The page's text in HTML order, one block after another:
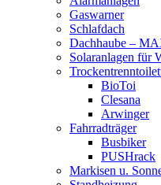
Gaswarner
Schlafdach
Dachhaube –
Solaranlagen für
BioToi
Clesana
Arwinger
Fahrradträger
Busbiker
PUSHrack
Markisen u.